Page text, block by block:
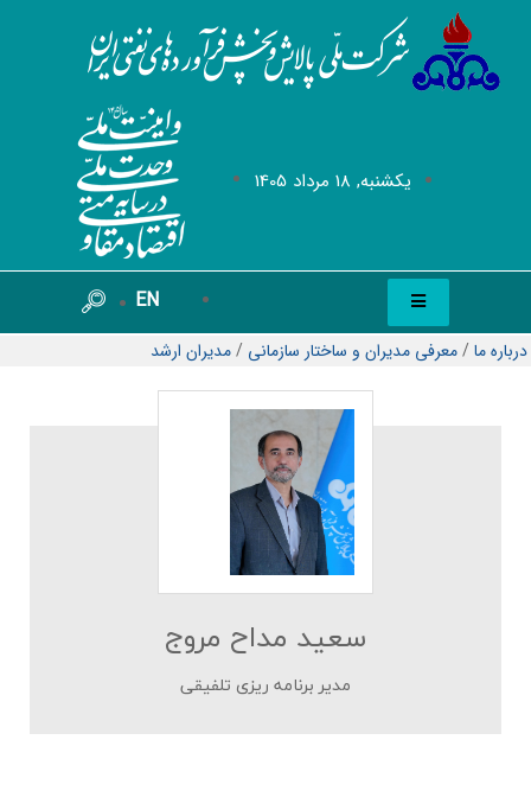
يکشنبه, 18 مرداد 1405
EN
درباره ما/معرفی مدیران و ساختار سازمانی /مدیران ارشد
سعید مداح مروج
مدیر برنامه ریزی تلفیقی